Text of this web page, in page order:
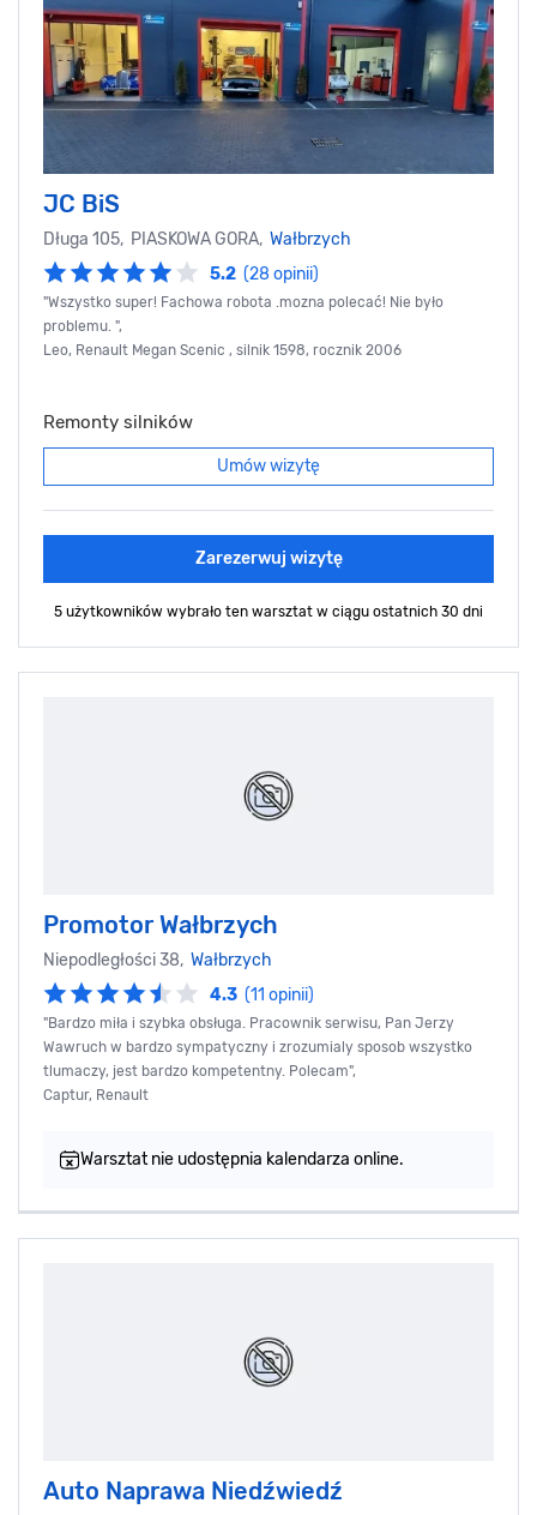
JC BiS
Długa 105, PIASKOWA GORA, Wałbrzych
5.2 (28 opinii)
"Wszystko super! Fachowa robota .mozna polecać! Nie było
problemu. ",
Leo, Renault Megan Scenic , silnik 1598, rocznik 2006
Remonty silników
Umów wizytę
Zarezerwuj wizytę
5 użytkowników wybrało ten warsztat w ciągu ostatnich 30 dni
Promotor Wałbrzych
Niepodległości 38, Wałbrzych
4.3 (11 opinii)
"Bardzo miła i szybka obsługa. Pracownik serwisu, Pan Jerzy
Wawruch w bardzo sympatyczny i zrozumialy sposob wszystko
tlumaczy, jest bardzo kompetentny. Polecam",
Captur, Renault
Warsztat nie udostępnia kalendarza online.
Auto Naprawa Niedźwiedź